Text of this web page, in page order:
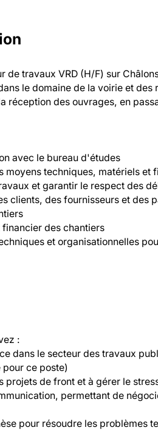
de travaux VRD (H/F) sur
le domaine de la voirie et des
réception des ouvrages, en
avec le bureau d'études
moyens techniques, matériels et
et garantir le respect des
clients, des fournisseurs et des
des chantiers
et organisationnelles
:
dans le secteur des travaux
ce poste)
projets de front et à gérer le
permettant de
pour résoudre les problèmes